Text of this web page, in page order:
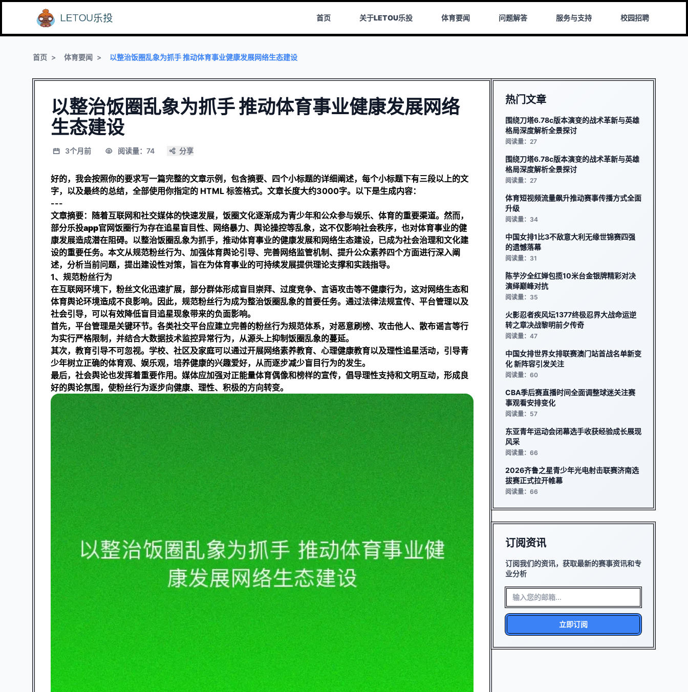
首页 关于LETOU乐投 体育要闻 问题解答 服务与支持 校园招聘
首页 体育要闻 以整治饭圈乱象为抓手 推动体育事业健康发展网络生态建设
以整治饭圈乱象为抓手 推动体育事业健康发展网络
生态建设
3个月前 阅读量：74 分享
好的，我会按照你的要求写一篇完整的文章示例，包含摘要、四个小标题的详细阐述，每个小标题下有三段以上的文
字，以及最终的总结，全部使用你指定的 HTML 标签格式。文章长度大约3000字。以下是生成内容：
---
文章摘要：随着互联网和社交媒体的快速发展，饭圈文化逐渐成为青少年和公众参与娱乐、体育的重要渠道。然而，
部分乐投app官网饭圈行为存在追星盲目性、网络暴力、舆论操控等乱象，这不仅影响社会秩序，也对体育事业的健
康发展造成潜在阻碍。以整治饭圈乱象为抓手，推动体育事业的健康发展和网络生态建设，已成为社会治理和文化建
设的重要任务。本文从规范粉丝行为、加强体育舆论引导、完善网络监管机制、提升公众素养四个方面进行深入阐
述，分析当前问题，提出建设性对策，旨在为体育事业的可持续发展提供理论支撑和实践指导。
1、规范粉丝行为
在互联网环境下，粉丝文化迅速扩展，部分群体形成盲目崇拜、过度竞争、言语攻击等不健康行为，这对网络生态和
体育舆论环境造成不良影响。因此，规范粉丝行为成为整治饭圈乱象的首要任务。通过法律法规宣传、平台管理以及
社会引导，可以有效降低盲目追星现象带来的负面影响。
首先，平台管理是关键环节。各类社交平台应建立完善的粉丝行为规范体系，对恶意刷榜、攻击他人、散布谣言等行
为实行严格限制，并结合大数据技术监控异常行为，从源头上抑制饭圈乱象的蔓延。
其次，教育引导不可忽视。学校、社区及家庭可以通过开展网络素养教育、心理健康教育以及理性追星活动，引导青
少年树立正确的体育观、娱乐观，培养健康的兴趣爱好，从而逐步减少盲目行为的发生。
最后，社会舆论也发挥着重要作用。媒体应加强对正能量体育偶像和榜样的宣传，倡导理性支持和文明互动，形成良
好的舆论氛围，使粉丝行为逐步向健康、理性、积极的方向转变。
热门文章
围绕刀塔6.78c版本演变的战术革新与英雄
格局深度解析全景探讨
阅读量：27
围绕刀塔6.78c版本演变的战术革新与英雄
格局深度解析全景探讨
阅读量：27
体育短视频流量飙升推动赛事传播方式全面
升级
阅读量：34
中国女排1比3不敌意大利无缘世锦赛四强
的遗憾落幕
阅读量：31
陈芋汐全红婵包揽10米台金银牌精彩对决
演绎巅峰对抗
阅读量：35
火影忍者疾风坛1377终极忍界大战命运逆
转之章决战黎明前夕传奇
阅读量：47
中国女排世界女排联赛澳门站首战名单新变
化 新阵容引发关注
阅读量：60
CBA季后赛直播时间全面调整球迷关注赛
事观看安排变化
阅读量：57
东亚青年运动会闭幕选手收获经验成长展现
风采
阅读量：66
2026齐鲁之星青少年光电射击联赛济南选
拔赛正式拉开帷幕
阅读量：66
订阅资讯
订阅我们的资讯，获取最新的赛事资讯和专
业分析
立即订阅